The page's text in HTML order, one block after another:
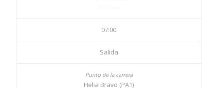
———–
07:00
Salida
Helia Bravo (PA1)